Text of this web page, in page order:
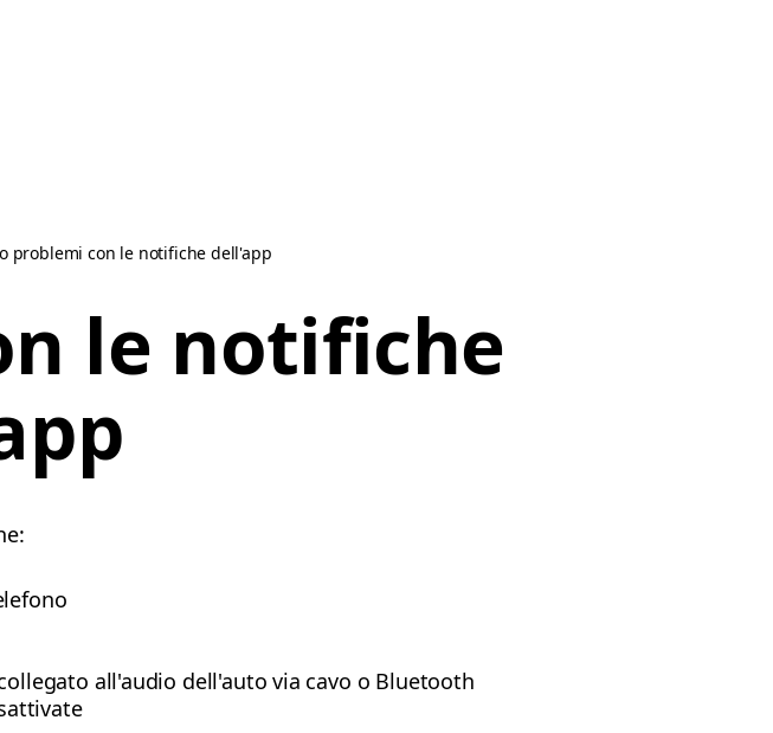
problemi con le notifiche dell'app
le notifiche
all'audio dell'auto via cavo o Bluetooth